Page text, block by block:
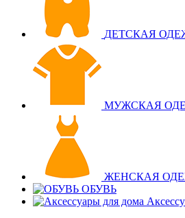
ДЕТСКАЯ
МУЖСКАЯ
ЖЕНСКАЯ
ОБУВЬ